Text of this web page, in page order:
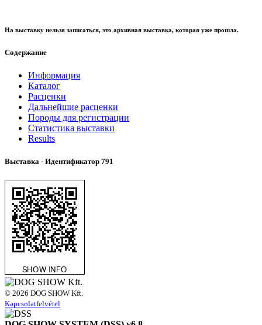
На выставку нельзя записаться, это архивная выставка, которая уже прошла.
Содержание
Информация
Каталог
Расценки
Дальнейшие расценки
Породы для регистрации
Статистика выставки
Results
Выставка - Идентификатор 791
© 2026 DOG SHOW Kft.
Kapcsolatfelvétel